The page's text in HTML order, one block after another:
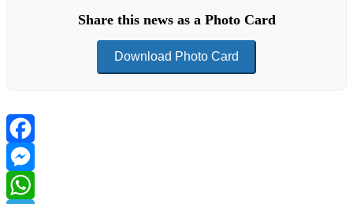
Share this news as a Photo Card
Download Photo Card
Facebook
Messenger